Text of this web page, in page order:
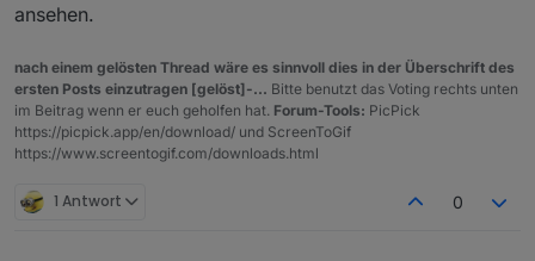
ansehen.
nach einem gelösten Thread wäre es sinnvoll dies in der Überschrift des
ersten Posts einzutragen [gelöst]-... Bitte benutzt das Voting rechts unten
im Beitrag wenn er euch geholfen hat. Forum-Tools: PicPick
https://picpick.app/en/download/ und ScreenToGif
https://www.screentogif.com/downloads.html
1 Antwort 0